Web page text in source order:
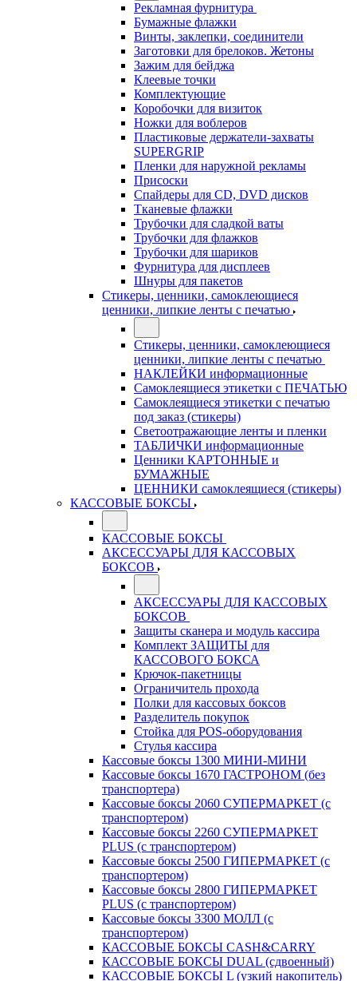
Рекламная фурнитура
Бумажные флажки
Винты, заклепки, соединители
Заготовки для брелоков. Жетоны
Зажим для бейджа
Клеевые точки
Комплектующие
Коробочки для визиток
Ножки для воблеров
Пластиковые держатели-захваты
SUPERGRIP
Пленки для наружной рекламы
Присоски
Спайдеры для CD, DVD дисков
Тканевые флажки
Трубочки для сладкой ваты
Трубочки для флажков
Трубочки для шариков
Фурнитура для дисплеев
Шнуры для пакетов
Стикеры, ценники, самоклеющиеся
ценники, липкие ленты с печатью
Стикеры, ценники, самоклеющиеся
ценники, липкие ленты с печатью
НАКЛЕЙКИ информационные
Самоклеящиеся этикетки с ПЕЧАТЬЮ
Самоклеящиеся этикетки с печатью
под заказ (стикеры)
Светоотражающие ленты и пленки
ТАБЛИЧКИ информационные
Ценники КАРТОННЫЕ и
БУМАЖНЫЕ
ЦЕННИКИ самоклеящиеся (стикеры)
КАССОВЫЕ БОКСЫ
КАССОВЫЕ БОКСЫ
АКСЕССУАРЫ ДЛЯ КАССОВЫХ
БОКСОВ
АКСЕССУАРЫ ДЛЯ КАССОВЫХ
БОКСОВ
Защиты сканера и модуль кассира
Комплект ЗАЩИТЫ для
КАССОВОГО БОКСА
Крючок-пакетницы
Ограничитель прохода
Полки для кассовых боксов
Разделитель покупок
Стойка для POS-оборудования
Стулья кассира
Кассовые боксы 1300 МИНИ-МИНИ
Кассовые боксы 1670 ГАСТРОНОМ (без
транспортера)
Кассовые боксы 2060 СУПЕРМАРКЕТ (с
транспортером)
Кассовые боксы 2260 СУПЕРМАРКЕТ
PLUS (с транспортером)
Кассовые боксы 2500 ГИПЕРМАРКЕТ (с
транспортером)
Кассовые боксы 2800 ГИПЕРМАРКЕТ
PLUS (с транспортером)
Кассовые боксы 3300 МОЛЛ (с
транспортером)
КАССОВЫЕ БОКСЫ CASH&CARRY
КАССОВЫЕ БОКСЫ DUAL (сдвоенный)
КАССОВЫЕ БОКСЫ L (узкий накопитель)